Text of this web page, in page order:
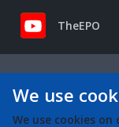
TheEPO
We use
We use cookies